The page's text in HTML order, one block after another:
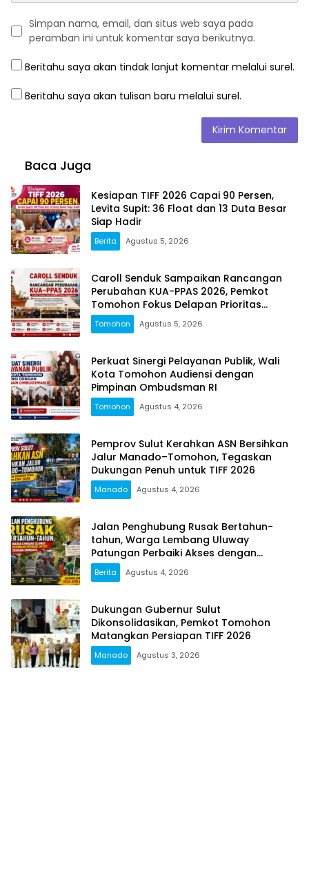
Simpan nama, email, dan situs web saya pada
peramban ini untuk komentar saya berikutnya.
Beritahu saya akan tindak lanjut komentar melalui surel.
Beritahu saya akan tulisan baru melalui surel.
Baca Juga
Kesiapan TIFF 2026 Capai 90 Persen,
Levita Supit: 36 Float dan 13 Duta Besar
Siap Hadir
Berita Agustus 5, 2026
Caroll Senduk Sampaikan Rancangan
Perubahan KUA-PPAS 2026, Pemkot
Tomohon Fokus Delapan Prioritas
Pembangunan
Tomohon Agustus 5, 2026
Perkuat Sinergi Pelayanan Publik, Wali
Kota Tomohon Audiensi dengan
Pimpinan Ombudsman RI
Tomohon Agustus 4, 2026
Pemprov Sulut Kerahkan ASN Bersihkan
Jalur Manado–Tomohon, Tegaskan
Dukungan Penuh untuk TIFF 2026
Manado Agustus 4, 2026
Jalan Penghubung Rusak Bertahun-
tahun, Warga Lembang Uluway
Patungan Perbaiki Akses dengan
Swadaya
Berita Agustus 4, 2026
Dukungan Gubernur Sulut
Dikonsolidasikan, Pemkot Tomohon
Matangkan Persiapan TIFF 2026
Manado Agustus 3, 2026